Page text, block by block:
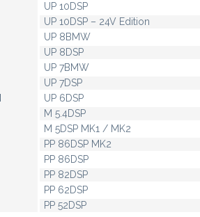
UP 10DSP
UP 10DSP – 24V Edition
UP 8BMW
UP 8DSP
UP 7BMW
UP 7DSP
UP 6DSP
M 5.4DSP
M 5DSP MK1 / MK2
PP 86DSP MK2
PP 86DSP
PP 82DSP
PP 62DSP
PP 52DSP